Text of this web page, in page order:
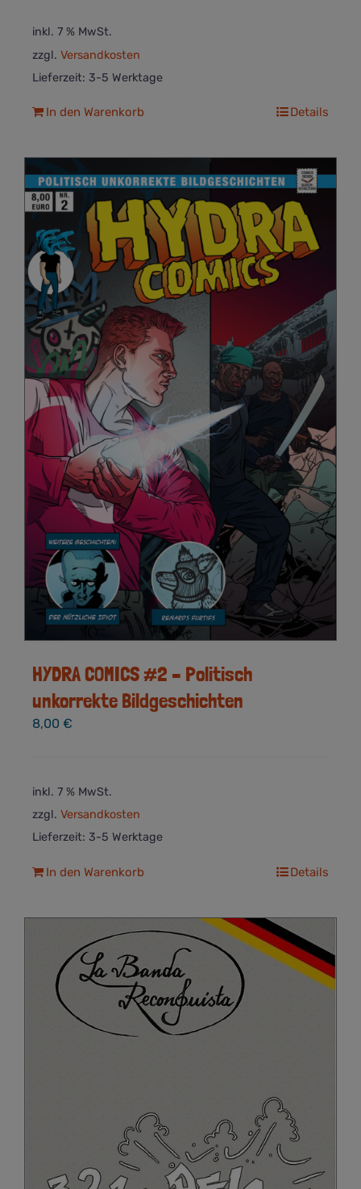
inkl. 7 % MwSt.
zzgl. Versandkosten
Lieferzeit: 3-5 Werktage
In den Warenkorb Details
HYDRA COMICS #2 – Politisch
unkorrekte Bildgeschichten
8,00 €
inkl. 7 % MwSt.
zzgl. Versandkosten
Lieferzeit: 3-5 Werktage
In den Warenkorb Details